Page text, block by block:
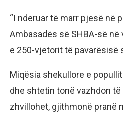
“I nderuar të marr pjesë në
Ambasadës së SHBA-së në
e 250-vjetorit të pavarësisë
Miqësia shekullore e
dhe shtetin tonë vazhdon
zhvillohet, gjithmonë pranë